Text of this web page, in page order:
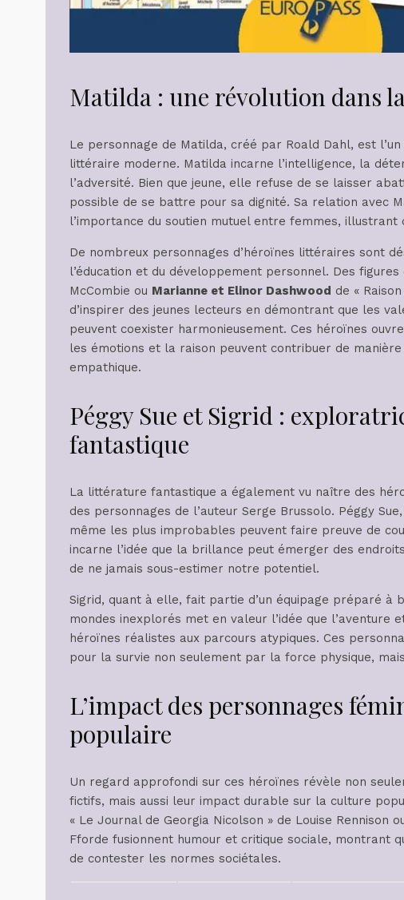
Matilda : une révolution dans
Le personnage de Matilda, créé par Roald Dahl, est
littéraire moderne. Matilda incarne l’intelligence, la
l’adversité. Bien que jeune, elle refuse de se laisser
possible de se battre pour sa dignité. Sa relation avec
l’importance du soutien mutuel entre femmes,
De nombreux personnages d’héroïnes littéraires sont
l’éducation et du développement personnel. Des figures
McCombie ou Marianne et Elinor Dashwood de «
d’inspirer des jeunes lecteurs en démontrant que les
peuvent coexister harmonieusement. Ces héroïnes
les émotions et la raison peuvent contribuer de
empathique.
Péggy Sue et Sigrid :
fantastique
La littérature fantastique a également vu naître des
des personnages de l’auteur Serge Brussolo. Péggy
même les plus improbables peuvent faire preuve de
incarne l’idée que la brillance peut émerger des
de ne jamais sous-estimer notre potentiel.
Sigrid, quant à elle, fait partie d’un équipage préparé à
mondes inexplorés met en valeur l’idée que
héroïnes réalistes aux parcours atypiques. Ces
pour la survie non seulement par la force physique,
L’impact des personnages
populaire
Un regard approfondi sur ces héroïnes révèle non
fictifs, mais aussi leur impact durable sur la culture
« Le Journal de Georgia Nicolson » de Louise Rennison
Fforde fusionnent humour et critique sociale, montrant
de contester les normes sociétales.